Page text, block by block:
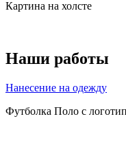
Картина на холсте
Наши работы
Нанесение на одежду
Футболка Поло с